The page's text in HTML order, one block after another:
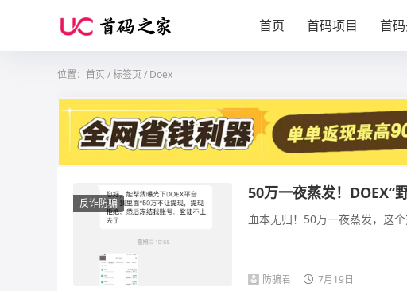
首页 首码项目 首
位置： 首页 /标签页 / Doex
反诈防骗
50万一夜蒸发！DOEX“
血本无归！50万一夜蒸发，这
防骗君 7月19日